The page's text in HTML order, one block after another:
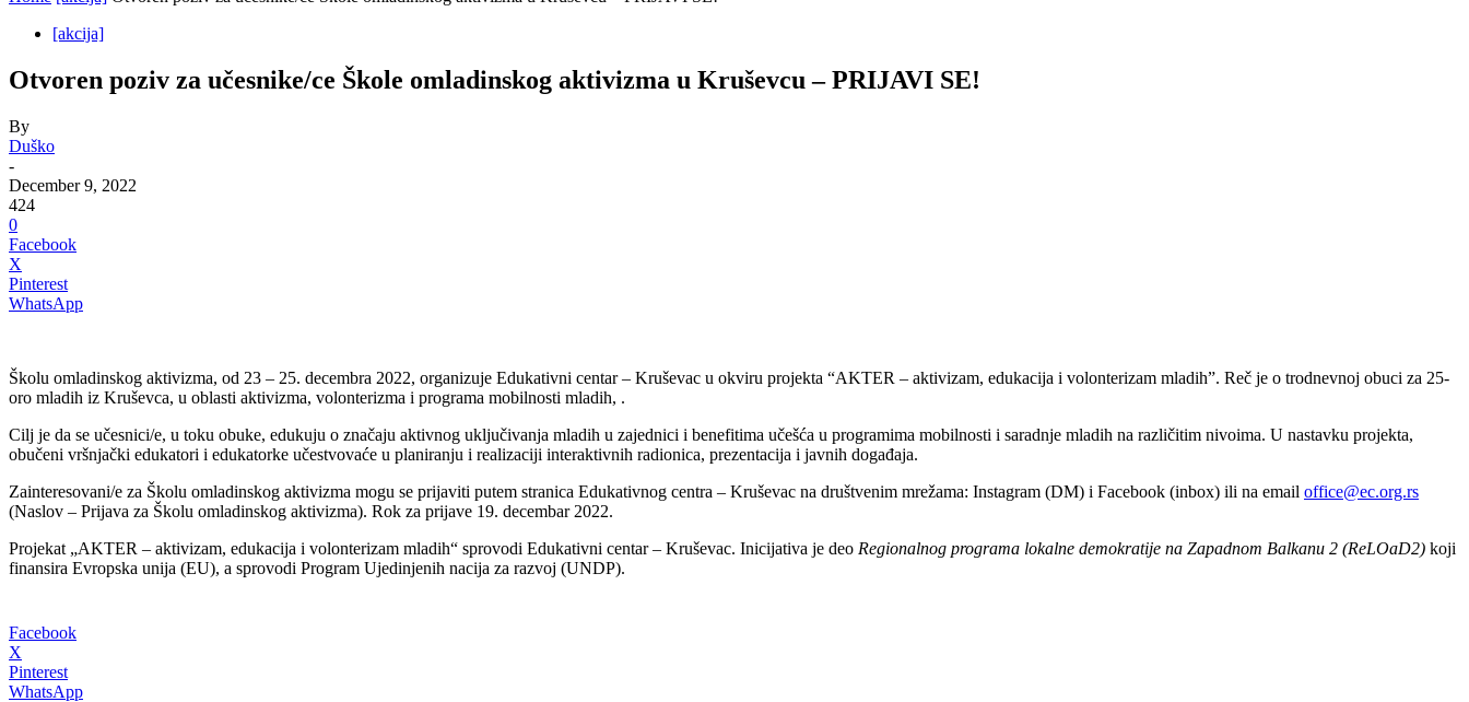
[akcija]
Otvoren poziv za učesnike/ce Škole omladinskog aktivizma u Kruševcu – PRIJAVI SE!
By
Duško
-
December 9, 2022
424
0
Facebook
X
Pinterest
WhatsApp
Školu omladinskog aktivizma, od 23 – 25. decembra 2022, organizuje Edukativni centar – Kruševac u okviru projekta “AKTER – aktivizam, edukacija i volonterizam mladih”. Reč je o trodnevnoj obuci za 25-
oro mladih iz Kruševca, u oblasti aktivizma, volonterizma i programa mobilnosti mladih, .
Cilj je da se učesnici/e, u toku obuke, edukuju o značaju aktivnog uključivanja mladih u zajednici i benefitima učešća u programima mobilnosti i saradnje mladih na različitim nivoima. U nastavku projekta,
obučeni vršnjački edukatori i edukatorke učestvovaće u planiranju i realizaciji interaktivnih radionica, prezentacija i javnih događaja.
Zainteresovani/e za Školu omladinskog aktivizma mogu se prijaviti putem stranica Edukativnog centra – Kruševac na društvenim mrežama: Instagram (DM) i Facebook (inbox) ili na email office@ec.org.rs
(Naslov – Prijava za Školu omladinskog aktivizma). Rok za prijave 19. decembar 2022.
Projekat „AKTER – aktivizam, edukacija i volonterizam mladih“ sprovodi Edukativni centar – Kruševac. Inicijativa je deo Regionalnog programa lokalne demokratije na Zapadnom Balkanu 2 (ReLOaD2) koji
finansira Evropska unija (EU), a sprovodi Program Ujedinjenih nacija za razvoj (UNDP).
Facebook
X
Pinterest
WhatsApp